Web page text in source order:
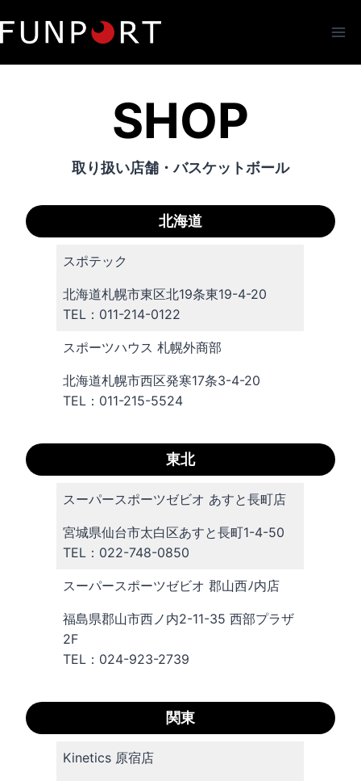
容
SHOP
取り扱い店舗・バスケットボール
北海道
スポテック
北海道札幌市東区北19条東19-4-20
TEL：011-214-0122
スポーツハウス 札幌外商部
北海道札幌市西区発寒17条3-4-20
TEL：011-215-5524
東北
スーパースポーツゼビオ あすと長町店
宮城県仙台市太白区あすと長町1-4-50
TEL：022-748-0850
スーパースポーツゼビオ 郡山西ﾉ内店
福島県郡山市西ノ内2-11-35 西部プラザ
2F
TEL：024-923-2739
関東
Kinetics 原宿店